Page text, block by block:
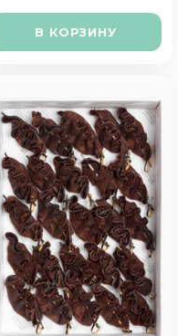
В КОРЗИНУ